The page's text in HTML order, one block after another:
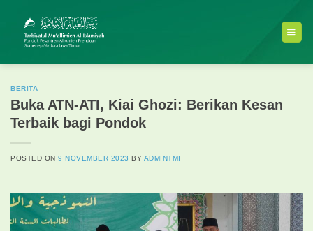
content
BERITA
Buka ATN-ATI, Kiai Ghozi: Berikan Kesan
Terbaik bagi Pondok
POSTED ON9 NOVEMBER 2023 BY ADMINTMI